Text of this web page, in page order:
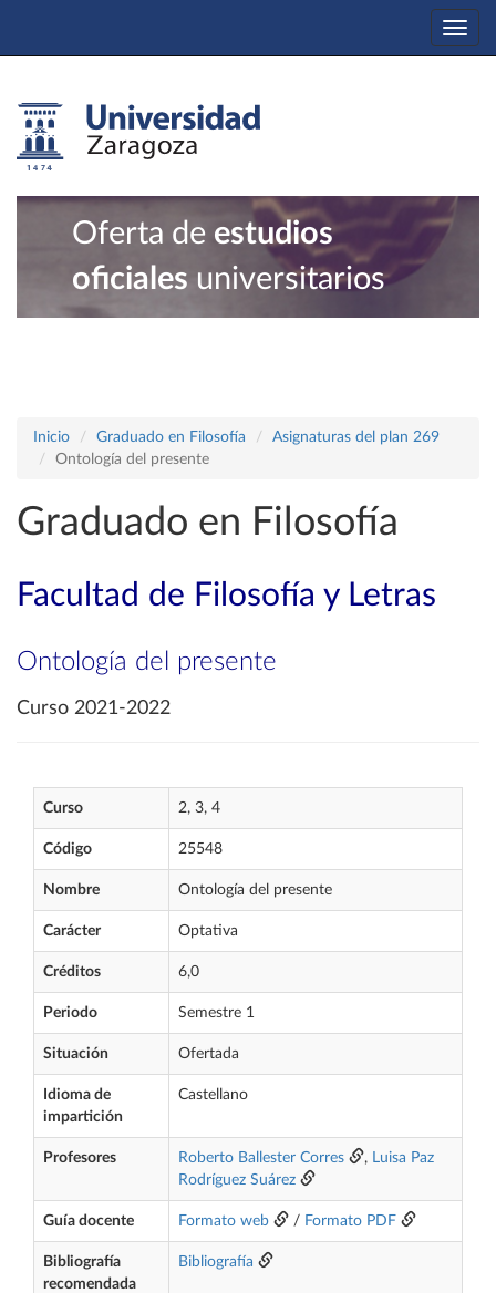
Oferta de estudios
oficiales universitarios
Inicio Graduado en Filosofía
Asignaturas del plan 269
Ontología del presente
Graduado en Filosofía
Facultad de Filosofía y Letras
Ontología del presente
Curso 2021-2022
Curso 2, 3, 4
Código 25548
Nombre Ontología del presente
Carácter Optativa
Créditos 6,0
Periodo Semestre 1
Situación Ofertada
Idioma de
impartición
Castellano
Profesores Roberto Ballester Corres , Luisa Paz
Rodríguez Suárez
Guía docente Formato web / Formato PDF
Bibliografía
recomendada
Bibliografía